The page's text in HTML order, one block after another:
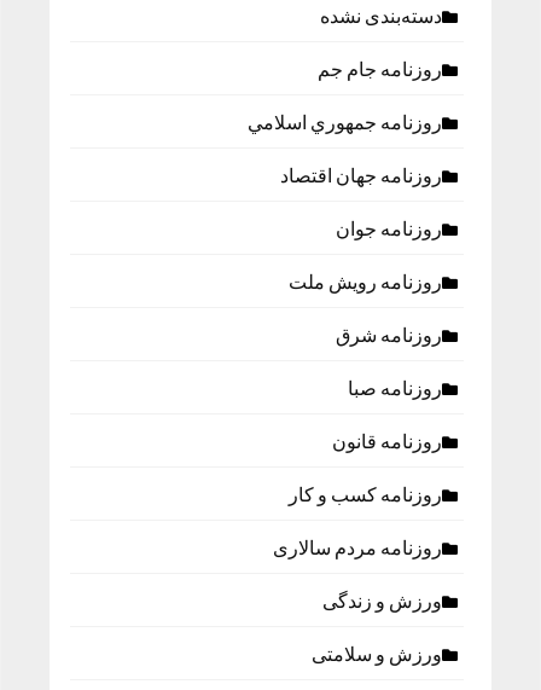
دسته‌بندی نشده
روزنامه جام جم
روزنامه جمهوري اسلامي
روزنامه جهان اقتصاد
روزنامه جوان
روزنامه رویش ملت
روزنامه شرق
روزنامه صبا
روزنامه قانون
روزنامه كسب و كار
روزنامه مردم سالاری
ورزش و زندگی
ورزش و سلامتی